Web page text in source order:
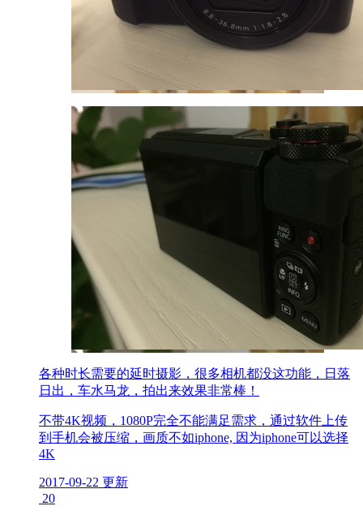
各种时长需要的延时摄影，很多相机都没这功能，日落
日出，车水马龙，拍出来效果非常棒！
不带4K视频，1080P完全不能满足需求，通过软件上传
到手机会被压缩，画质不如iphone, 因为iphone可以选择
4K
2017-09-22 更新
20